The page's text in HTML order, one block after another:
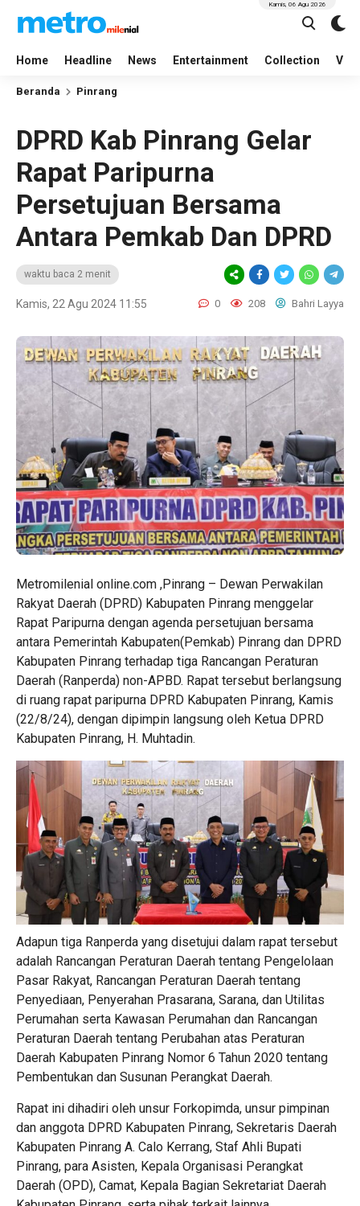
Home Headline News Entertainment Collection
Kamis, 06 Agu 2026
Beranda Pinrang
DPRD Kab Pinrang Gelar
Rapat Paripurna
Persetujuan Bersama
Antara Pemkab Dan DPRD
waktu baca 2 menit
Kamis, 22 Agu 2024 11:55 0 208 Bahri Layya
Metromilenial online.com ,Pinrang – Dewan Perwakilan
Rakyat Daerah (DPRD) Kabupaten Pinrang menggelar
Rapat Paripurna dengan agenda persetujuan bersama
antara Pemerintah Kabupaten(Pemkab) Pinrang dan DPRD
Kabupaten Pinrang terhadap tiga Rancangan Peraturan
Daerah (Ranperda) non-APBD. Rapat tersebut berlangsung
di ruang rapat paripurna DPRD Kabupaten Pinrang, Kamis
(22/8/24), dengan dipimpin langsung oleh Ketua DPRD
Kabupaten Pinrang, H. Muhtadin.
Adapun tiga Ranperda yang disetujui dalam rapat tersebut
adalah Rancangan Peraturan Daerah tentang Pengelolaan
Pasar Rakyat, Rancangan Peraturan Daerah tentang
Penyediaan, Penyerahan Prasarana, Sarana, dan Utilitas
Perumahan serta Kawasan Perumahan dan Rancangan
Peraturan Daerah tentang Perubahan atas Peraturan
Daerah Kabupaten Pinrang Nomor 6 Tahun 2020 tentang
Pembentukan dan Susunan Perangkat Daerah.
Rapat ini dihadiri oleh unsur Forkopimda, unsur pimpinan
dan anggota DPRD Kabupaten Pinrang, Sekretaris Daerah
Kabupaten Pinrang A. Calo Kerrang, Staf Ahli Bupati
Pinrang, para Asisten, Kepala Organisasi Perangkat
Daerah (OPD), Camat, Kepala Bagian Sekretariat Daerah